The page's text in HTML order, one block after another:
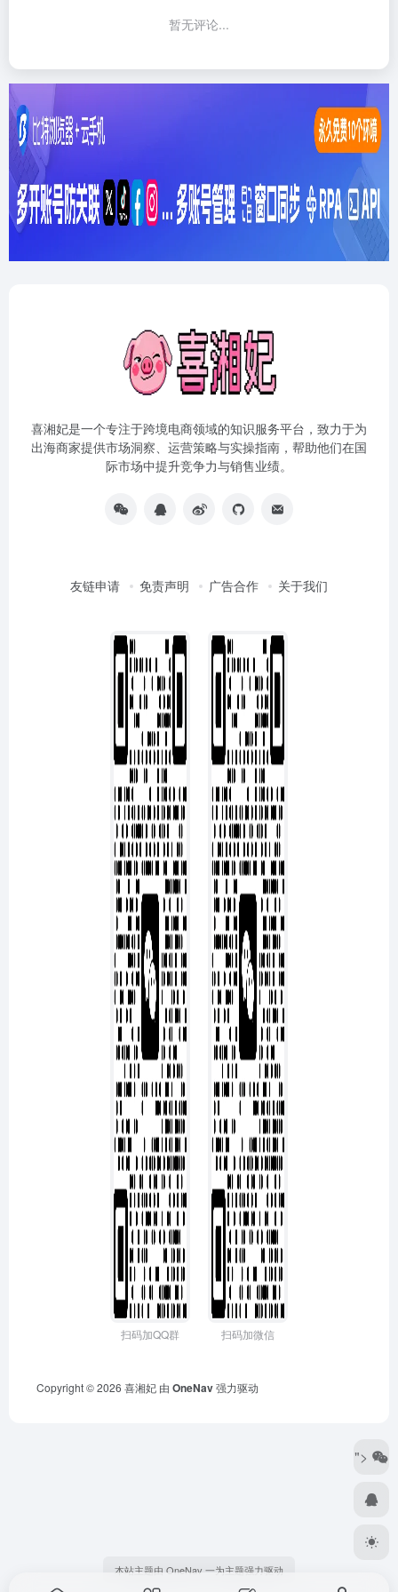
暂无评论...
喜湘妃是一个专注于跨境电商领域的知识服务平台，致力于为
出海商家提供市场洞察、运营策略与实操指南，帮助他们在国
际市场中提升竞争力与销售业绩。
友链申请 免责声明 广告合作 关于我们
扫码加QQ群 扫码加微信
Copyright © 2026 喜湘妃 由 OneNav强力驱动
">
本站主题由 OneNav 一为主题强力驱动